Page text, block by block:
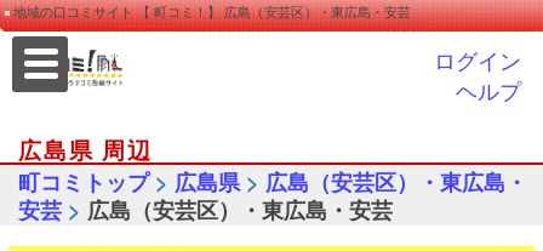
地域の口コミサイト 【 町コミ！】 広島（安芸区）・東広島・安芸
ログイン
ヘルプ
広島県 周辺
町コミトップ> 広島県> 広島（安芸区）・東広島・
安芸 > 広島（安芸区）・東広島・安芸